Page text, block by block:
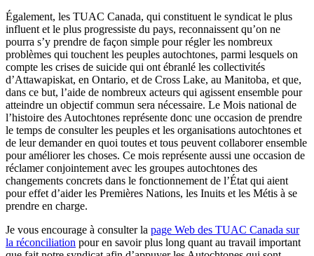
Également, les TUAC Canada, qui constituent le syndicat le plus
influent et le plus progressiste du pays, reconnaissent qu’on ne
pourra s’y prendre de façon simple pour régler les nombreux
problèmes qui touchent les peuples autochtones, parmi lesquels on
compte les crises de suicide qui ont ébranlé les collectivités
d’Attawapiskat, en Ontario, et de Cross Lake, au Manitoba, et que,
dans ce but, l’aide de nombreux acteurs qui agissent ensemble pour
atteindre un objectif commun sera nécessaire. Le Mois national de
l’histoire des Autochtones représente donc une occasion de prendre
le temps de consulter les peuples et les organisations autochtones et
de leur demander en quoi toutes et tous peuvent collaborer ensemble
pour améliorer les choses. Ce mois représente aussi une occasion de
réclamer conjointement avec les groupes autochtones des
changements concrets dans le fonctionnement de l’État qui aient
pour effet d’aider les Premières Nations, les Inuits et les Métis à se
prendre en charge.
Je vous encourage à consulter la page Web des TUAC Canada sur
la réconciliation pour en savoir plus long quant au travail important